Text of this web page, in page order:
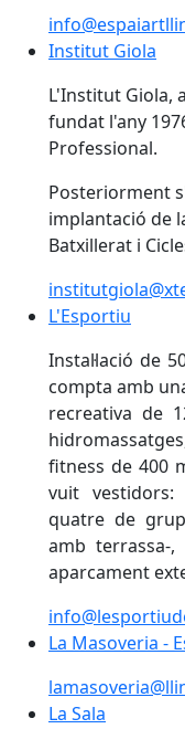
Institut Giola
Institut Giola
L'Institut Giola,
fundat l'any
Professional.
Posteriorment
implantació de
Batxillerat i
L'Esportiu
L'Esportiu
Instal·lació de
compta amb
recreativa de
fitness de 400
vuit
quatre de
amb terrassa-
aparcament
La Masoveria -
La Masoveria -
La Sala